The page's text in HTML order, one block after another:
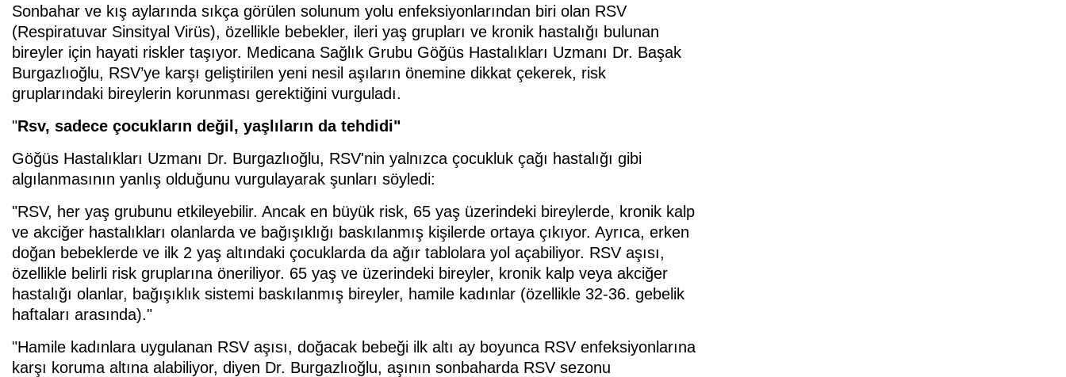
Sonbahar ve kış aylarında sıkça görülen solunum yolu enfeksiyonlarından biri olan RSV
(Respiratuvar Sinsityal Virüs), özellikle bebekler, ileri yaş grupları ve kronik hastalığı bulunan
bireyler için hayati riskler taşıyor. Medicana Sağlık Grubu Göğüs Hastalıkları Uzmanı Dr. Başak
Burgazlıoğlu, RSV’ye karşı geliştirilen yeni nesil aşıların önemine dikkat çekerek, risk
gruplarındaki bireylerin korunması gerektiğini vurguladı.
"Rsv, sadece çocukların değil, yaşlıların da tehdidi"
Göğüs Hastalıkları Uzmanı Dr. Burgazlıoğlu, RSV'nin yalnızca çocukluk çağı hastalığı gibi
algılanmasının yanlış olduğunu vurgulayarak şunları söyledi:
"RSV, her yaş grubunu etkileyebilir. Ancak en büyük risk, 65 yaş üzerindeki bireylerde, kronik kalp
ve akciğer hastalıkları olanlarda ve bağışıklığı baskılanmış kişilerde ortaya çıkıyor. Ayrıca, erken
doğan bebeklerde ve ilk 2 yaş altındaki çocuklarda da ağır tablolara yol açabiliyor. RSV aşısı,
özellikle belirli risk gruplarına öneriliyor. 65 yaş ve üzerindeki bireyler, kronik kalp veya akciğer
hastalığı olanlar, bağışıklık sistemi baskılanmış bireyler, hamile kadınlar (özellikle 32-36. gebelik
haftaları arasında)."
"Hamile kadınlara uygulanan RSV aşısı, doğacak bebeği ilk altı ay boyunca RSV enfeksiyonlarına
karşı koruma altına alabiliyor, diyen Dr. Burgazlıoğlu, aşının sonbaharda RSV sezonu